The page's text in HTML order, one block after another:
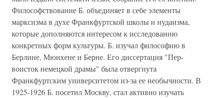
Философствование Б. объединяет в себе элементы
марксизма в духе Франкфуртской школы и иудаизма,
которые дополняются интересом к исследованию
конкретных форм культуры. Б. изучал философию в
Берлине, Мюнхене и Берне. Его диссертация "Пер-
воисток немецкой драмы" была отвергнута
Франкфуртским университетом из-за ее необычности. В
1925-1926 Б. посетил Москву, стал активно изучать